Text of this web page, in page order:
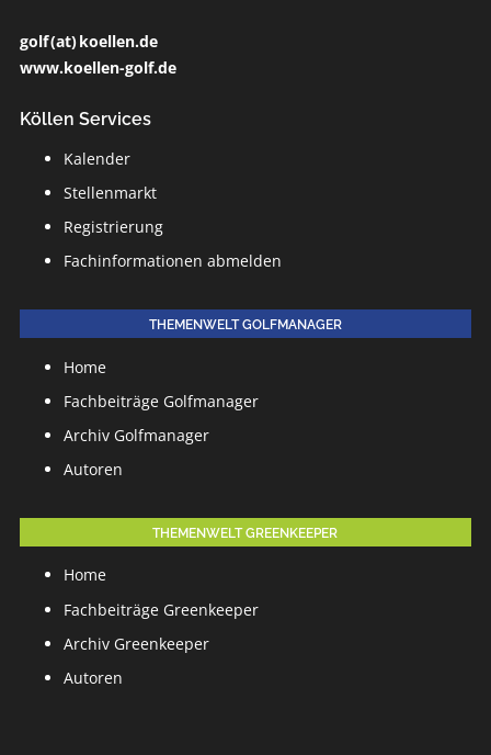
golf (at) koellen.de
www.koellen-golf.de
Köllen Services
Kalender
Stellenmarkt
Registrierung
Fachinformationen abmelden
THEMENWELT GOLFMANAGER
Home
Fachbeiträge Golfmanager
Archiv Golfmanager
Autoren
THEMENWELT GREENKEEPER
Home
Fachbeiträge Greenkeeper
Archiv Greenkeeper
Autoren